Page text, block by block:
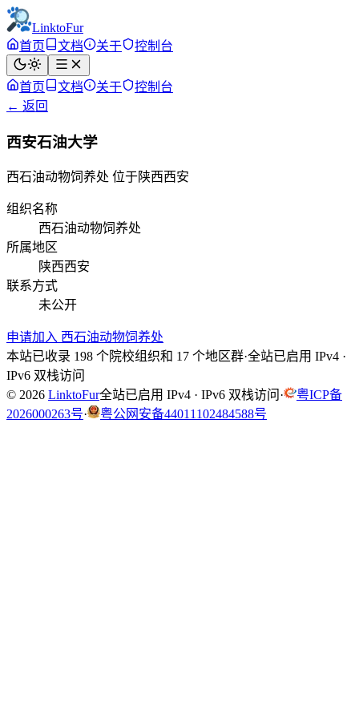
LinktoFur
首页
文档 关于 控制台
首页 文档 关于
控制台
← 返回
西安石油大学
西石油动物饲养处 位于陕西西安
组织名称
西石油动物饲养处
所属地区
陕西西安
联系方式
未公开
申请加入 西石油动物饲养处
本站已收录 198 个院校组织和 17 个地区群·全站已启用 IPv4 ·
IPv6 双栈访问
© 2026 LinktoFur全站已启用 IPv4 · IPv6 双栈访问 ·
粤ICP备
2026000263号· 粤公网安备44011102484588号